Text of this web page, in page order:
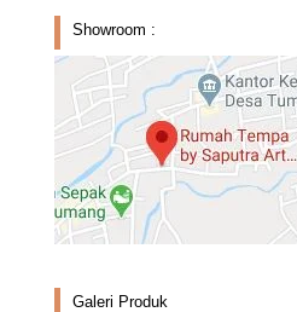
Showroom :
Galeri Produk